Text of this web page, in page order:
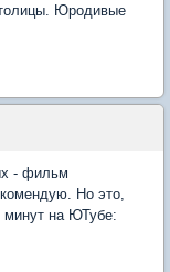
Юродивые
- фильм
Но это,
минут на ЮТубе: